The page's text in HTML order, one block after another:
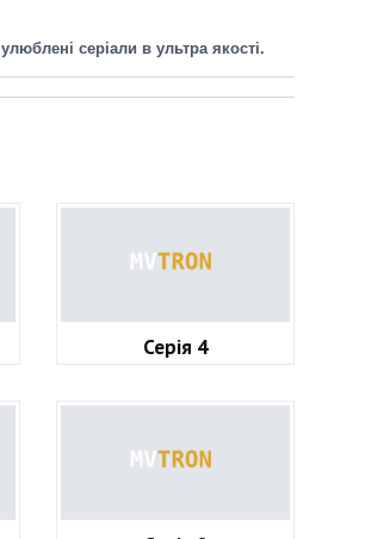
серіали в ультра якості.
Серія 4